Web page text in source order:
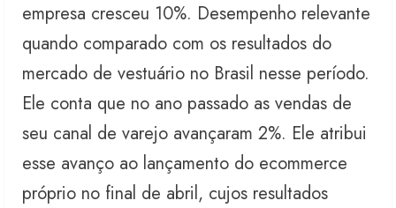
empresa cresceu 10%. Desempenho relevante
quando comparado com os resultados do
mercado de vestuário no Brasil nesse período.
Ele conta que no ano passado as vendas de
seu canal de varejo avançaram 2%. Ele atribui
esse avanço ao lançamento do ecommerce
próprio no final de abril, cujos resultados